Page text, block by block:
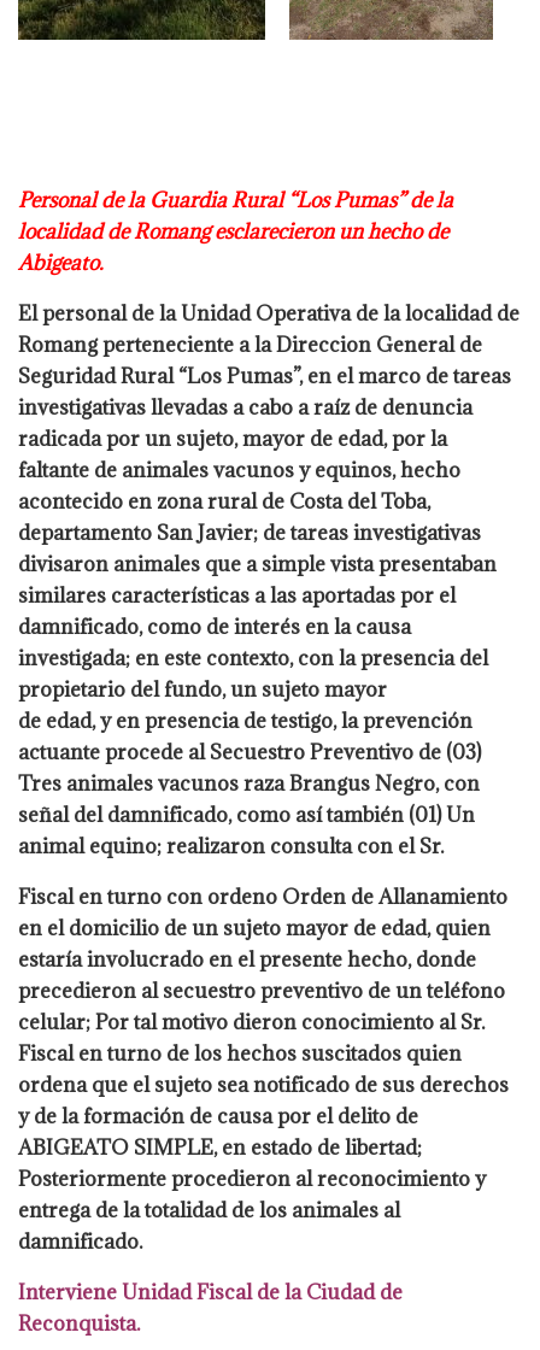
Personal de la Guardia Rural “Los Pumas” de la
localidad de Romang esclarecieron un hecho de
Abigeato.
El personal de la Unidad Operativa de la localidad de
Romang perteneciente a la Direccion General de
Seguridad Rural “Los Pumas”, en el marco de tareas
investigativas llevadas acabo a raíz de denuncia
radicada por un sujeto, mayor de edad, por la
faltante de animalesvacunos y equinos, hecho
acontecido en zona rural de Costa del Toba,
departamento SanJavier; de tareas investigativas
divisaron animales que a simple vista presentaban
similares características a las aportadas por el
damnificado, como de interés en la causa
investigada; en este contexto, con la presencia del
propietario del fundo, un sujeto mayor
de edad, y en presencia de testigo, la prevención
actuante procede al Secuestro Preventivo de (03)
Tres animales vacunos raza Brangus Negro, con
señal del damnificado, como asítambién (01) Un
animal equino; realizaron consulta con el Sr.
Fiscal en turno con ordeno Orden de Allanamiento
en el domicilio de un sujeto mayor de edad, quien
estaríainvolucrado en el presente hecho, donde
precedieron al secuestro preventivo de unteléfono
celular; Por tal motivo dieron conocimiento al Sr.
Fiscal en turno de los hechos suscitados quien
ordena que el sujeto sea notificado de sus derechos
y de la formación de causa por el delito de
ABIGEATO SIMPLE, en estado de libertad;
Posteriormenteprocedieron al reconocimiento y
entrega de la totalidad de los animales al
damnificado.
Interviene Unidad Fiscal de la Ciudad de
Reconquista.